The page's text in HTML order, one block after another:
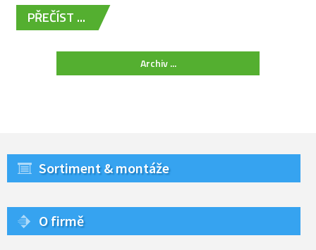
PŘEČÍST ...
Archiv ...
Sortiment & montáže
O firmě